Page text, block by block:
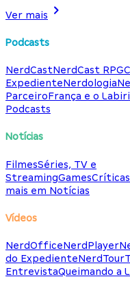
Ver mais
Podcasts
NerdCastNerdCast RPG
ExpedienteNerdologia
ParceiroFrança e o
Podcasts
Notícias
FilmesSéries, TV e
StreamingGamesCríticas
mais em Notícias
Vídeos
NerdOfficeNerdPlayer
do ExpedienteNerdTour
EntrevistaQueimando a